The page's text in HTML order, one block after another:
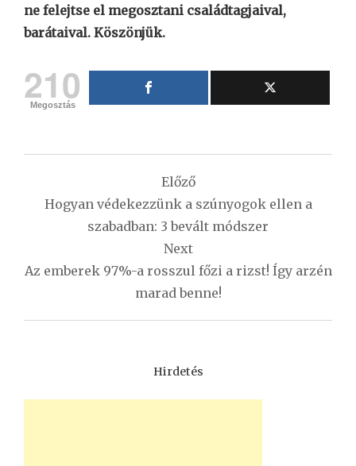
ne felejtse el megosztani családtagjaival,
barátaival. Köszönjük.
210
Megosztás
navigáció
Előző
Hogyan védekezzünk a szúnyogok ellen a
szabadban: 3 bevált módszer
Next
Az emberek 97%-a rosszul főzi a rizst! Így arzén
marad benne!
Hirdetés